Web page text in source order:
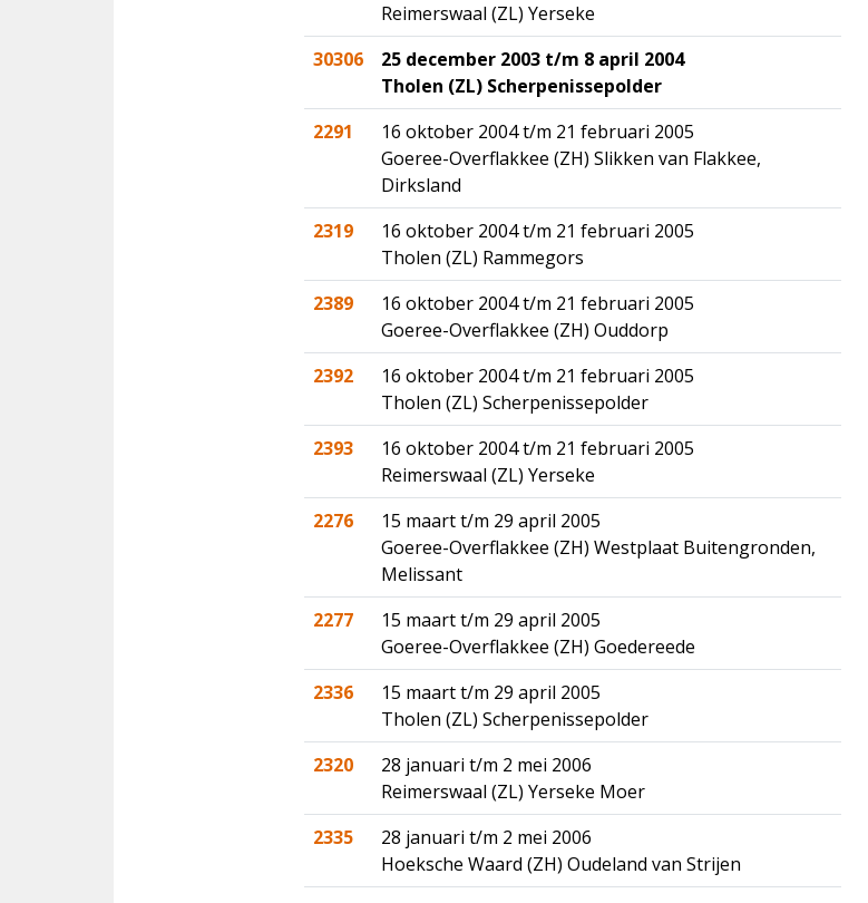
Reimerswaal (ZL) Yerseke
30306
25 december 2003 t/m 8 april 2004
Tholen (ZL) Scherpenissepolder
2291
16 oktober 2004 t/m 21 februari 2005
Goeree-Overflakkee (ZH) Slikken van Flakkee,
Dirksland
2319
16 oktober 2004 t/m 21 februari 2005
Tholen (ZL) Rammegors
2389
16 oktober 2004 t/m 21 februari 2005
Goeree-Overflakkee (ZH) Ouddorp
2392
16 oktober 2004 t/m 21 februari 2005
Tholen (ZL) Scherpenissepolder
2393
16 oktober 2004 t/m 21 februari 2005
Reimerswaal (ZL) Yerseke
2276
15 maart t/m 29 april 2005
Goeree-Overflakkee (ZH) Westplaat Buitengronden,
Melissant
2277
15 maart t/m 29 april 2005
Goeree-Overflakkee (ZH) Goedereede
2336
15 maart t/m 29 april 2005
Tholen (ZL) Scherpenissepolder
2320
28 januari t/m 2 mei 2006
Reimerswaal (ZL) Yerseke Moer
2335
28 januari t/m 2 mei 2006
Hoeksche Waard (ZH) Oudeland van Strijen